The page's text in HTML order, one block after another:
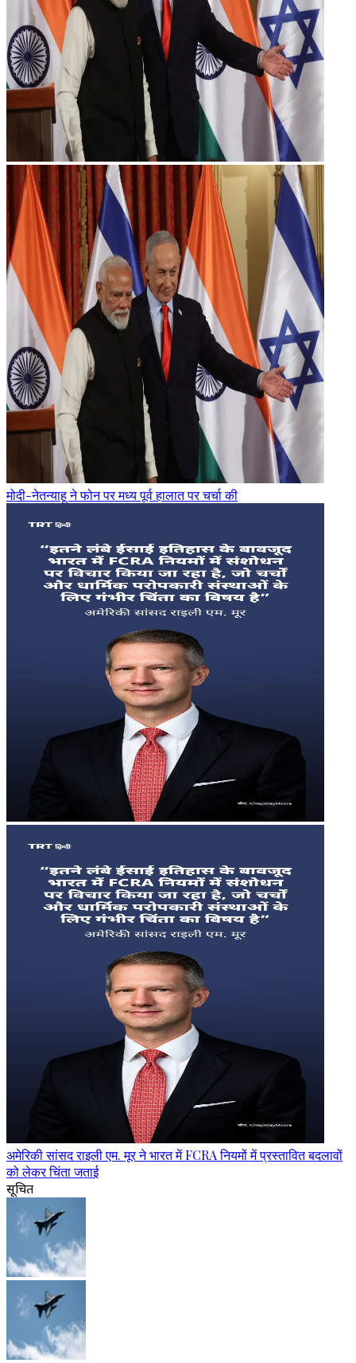
मोदी-नेतन्याहू ने फोन पर मध्य पूर्व हालात पर चर्चा की
अमेरिकी सांसद राइली एम. मूर ने भारत में FCRA नियमों में प्रस्तावित बदलावों
को लेकर चिंता जताई
सूचित